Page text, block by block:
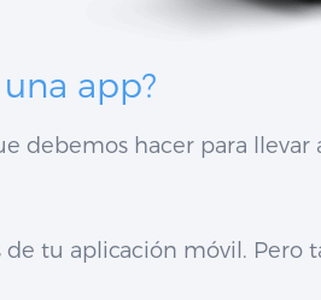
app?
debemos hacer para
tu aplicación móvil.